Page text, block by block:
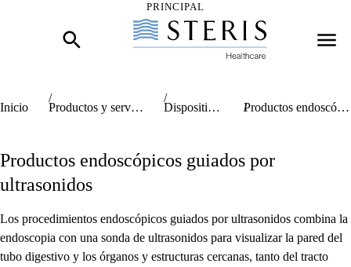
PRINCIPAL
Inicio
Productos y servicios sanitarios de STERIS Dispositivos de endoscopia Productos endoscópicos guiados por ultrasonidos
Productos endoscópicos guiados por
ultrasonidos
Los procedimientos endoscópicos guiados por ultrasonidos combina la
endoscopia con una sonda de ultrasonidos para visualizar la pared del
tubo digestivo y los órganos y estructuras cercanas, tanto del tracto